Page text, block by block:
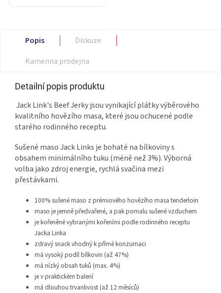
Popis
Diskuze
Kamenna prodejna
Detailní popis produktu
Jack Link's Beef Jerky jsou vynikající plátky výběrového
kvalitního hovězího masa, které jsou ochucené podle
starého rodinného receptu.
Sušené maso Jack Links je bohaté na bílkoviny s
obsahem minimálního tuku (méně než 3%). Výborná
volba jako zdroj energie, rychlá svačina mezi
přestávkami.
100% sušené maso z prémiového hovězího masa tenderloin
maso je jemně předvařené, a pak pomalu sušené vzduchem
je kořeněné vybranými kořeními podle rodinného receptu
Jacka Linka
zdravý snack vhodný k přímé konzumaci
má vysoký podíl bílkovin (až 47%)
má nízký obsah tuků (max. 4%)
je v praktickém balení
má dlouhou trvanlivost (až 12 měsíců)